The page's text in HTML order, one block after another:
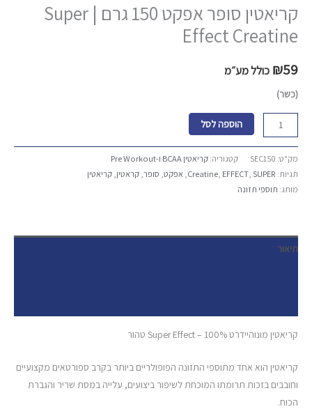
קריאטין סופר אפקט 150 גרם | Super
Effect Creatine
₪59 כולל מע״מ
(כשר)
הוספה לסל
מק"ט: SEC150 קטגוריה:קריאטין BCAA ו-Pre Workout
תגיות:
Creatine, EFFECT, SUPER
,אפקט, סופר,קראטין,קריאטין
מותג: תוספי תזונה
תיאור
קריאטין מונוהיידרט Super Effect – 100% טהור
קריאטין הוא אחד מתוספי התזונה הפופולריים ביותר בקרב ספורטאים מקצועיים
וחובבים בזכות תרומתו המוכחת לשיפור ביצועים, עלייה במסת שריר והגברת
הכוח.